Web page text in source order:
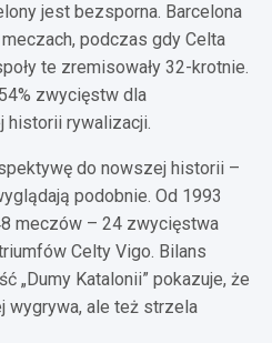
jest bezsporna. Barcelona
podczas gdy Celta
te zremisowały 32-krotnie.
zwycięstw dla
historii rywalizacji.
do nowszej historii –
podobnie. Od 1993
meczów – 24 zwycięstwa
Celty Vigo. Bilans
„Dumy Katalonii” pokazuje, że
wygrywa, ale też strzela